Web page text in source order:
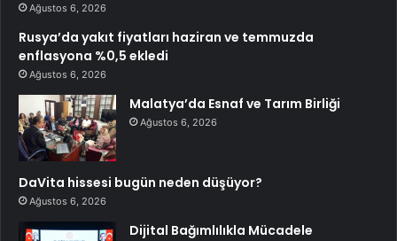
Ağustos 6, 2026
Rusya’da yakıt fiyatları haziran ve temmuzda
enflasyona %0,5 ekledi
Ağustos 6, 2026
Malatya’da Esnaf ve Tarım Birliği
Ağustos 6, 2026
DaVita hissesi bugün neden düşüyor?
Ağustos 6, 2026
Dijital Bağımlılıkla Mücadele